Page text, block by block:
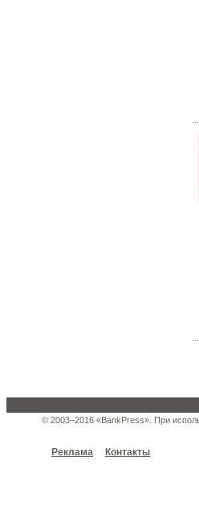
© 2003–2016 «BankPress». При
Реклама Контакты